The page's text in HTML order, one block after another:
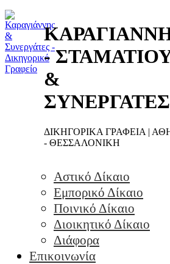
-
&
ΣΥΝΕΡΓΑΤΕΣ
ΔΙΚΗΓΟΡΙΚΑ ΓΡΑΦΕΙΑ |
- ΘΕΣΣΑΛΟΝΙΚΗ
Αστικό Δίκαιο
Εμπορικό Δίκαιο
Ποινικό Δίκαιο
Διοικητικό Δίκαιο
Διάφορα
Επικοινωνία